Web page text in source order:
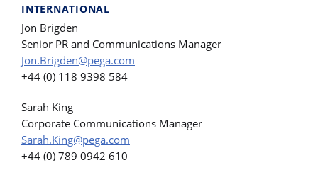
INTERNATIONAL
Jon Brigden
Senior PR and Communications Manager
Jon.Brigden@pega.com
+44 (0) 118 9398 584
Sarah King
Corporate Communications Manager
Sarah.King@pega.com
+44 (0) 789 0942 610